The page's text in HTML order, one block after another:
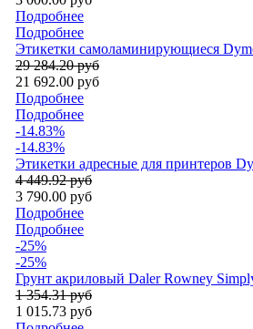
Подробнее
Подробнее
Этикетки самоламинирующиеся
29 284.20 руб
21 692.00 руб
Подробнее
Подробнее
-14.83%
-14.83%
Этикетки адресные для принтеров
4 449.92 руб
3 790.00 руб
Подробнее
Подробнее
-25%
-25%
Грунт акриловый Daler Rowney
1 354.31 руб
1 015.73 руб